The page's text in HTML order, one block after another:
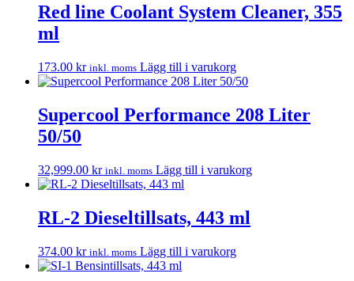
Red line Coolant System Cleaner, 355
ml
173.00 kr inkl. moms Lägg till i varukorg
Supercool Performance 208 Liter
50/50
32,999.00 kr inkl. moms Lägg till i varukorg
RL-2 Dieseltillsats, 443 ml
374.00 kr inkl. moms Lägg till i varukorg